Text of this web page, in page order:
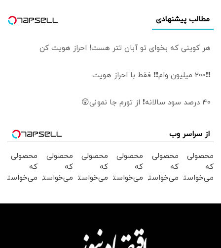
مطالب پیشنهادی
هر کوینی که بخوای تو آبان تتر هست! احراز هویت کن
❗❗200 میلیون وام❗❗ فقط با احراز هویت
40 درصد سود سالانه❗ از تورم جا نمونی😲
از سراسر وب
محصولی
که
می‌خواستی
محصولی
که
می‌خواستی
محصولی
که
می‌خواستی
بخر !
محصولی
که
می‌خواستی
بخر !
محصولی
که
می‌خواستی
محصولی
که
می‌خواستی